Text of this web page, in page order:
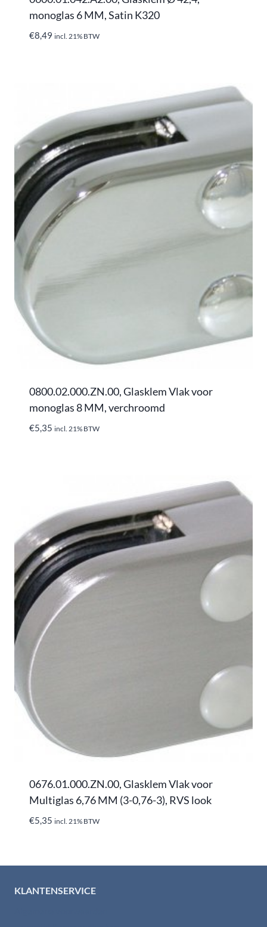
monoglas 6 MM, Satin K320
€8,49 incl. 21% BTW
0800.02.000.ZN.00, Glasklem Vlak voor
monoglas 8 MM, verchroomd
€5,35 incl. 21% BTW
0676.01.000.ZN.00, Glasklem Vlak voor
Multiglas 6,76 MM (3-0,76-3), RVS look
€5,35 incl. 21% BTW
KLANTENSERVICE